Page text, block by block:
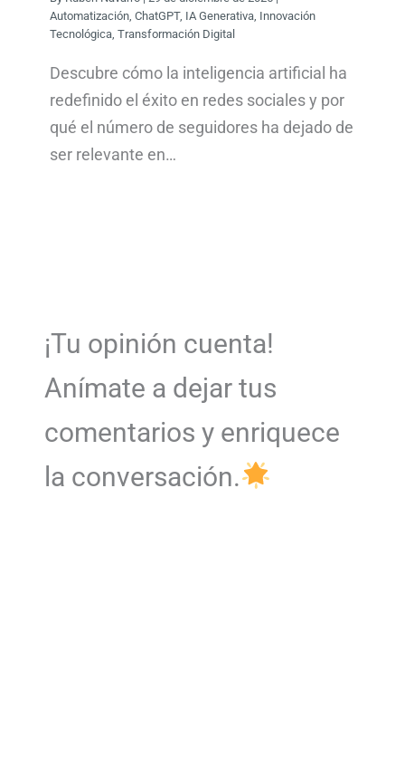
Automatización ,ChatGPT, IA Generativa Innovación
Tecnológica ,Transformación Digital
Descubre cómo la inteligencia artificial ha
redefinido el éxito en redes sociales y por
qué el número de seguidores ha dejado de
ser relevante en…
¡Tu opinión cuenta!
Anímate a dejar tus
comentarios y enriquece
la conversación.